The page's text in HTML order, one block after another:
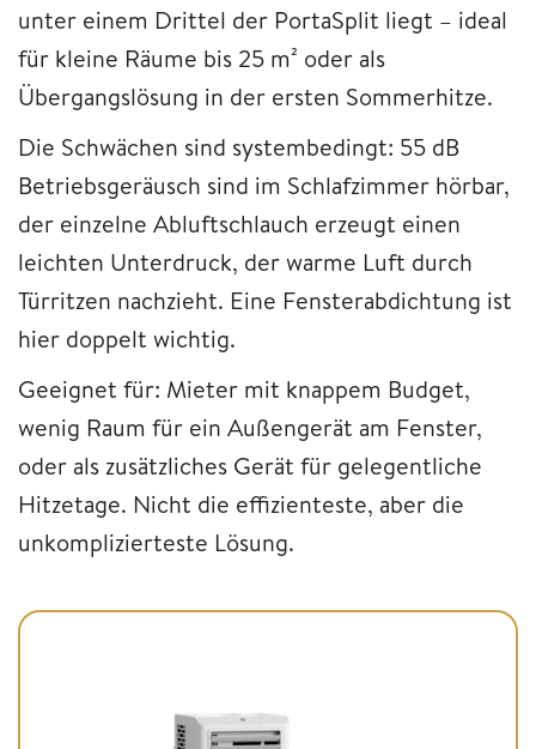
unter einem Drittel der PortaSplit liegt – ideal
für kleine Räume bis 25 m² oder als
Übergangslösung in der ersten Sommerhitze.
Die Schwächen sind systembedingt: 55 dB
Betriebsgeräusch sind im Schlafzimmer hörbar,
der einzelne Abluftschlauch erzeugt einen
leichten Unterdruck, der warme Luft durch
Türritzen nachzieht. Eine Fensterabdichtung ist
hier doppelt wichtig.
Geeignet für: Mieter mit knappem Budget,
wenig Raum für ein Außengerät am Fenster,
oder als zusätzliches Gerät für gelegentliche
Hitzetage. Nicht die effizienteste, aber die
unkomplizierteste Lösung.